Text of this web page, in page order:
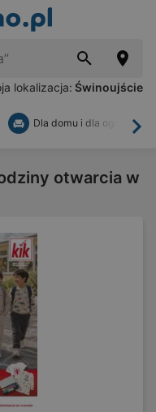
lokalizacja: Świnoujście
Dla domu i dla ogrodu
otwarcia w